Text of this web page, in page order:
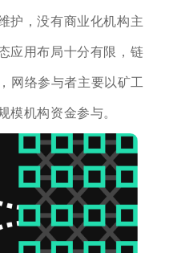
护，没有商业化机构主
应用布局十分有限，链
网络参与者主要以矿工
模机构资金参与。